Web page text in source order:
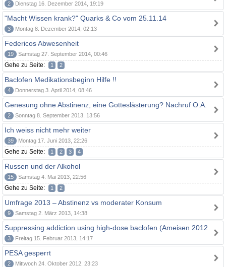
2 Dienstag 16. Dezember 2014, 19:19
"Macht Wissen krank?" Quarks & Co vom 25.11.14
3 Montag 8. Dezember 2014, 02:13
Federicos Abwesenheit
19 Samstag 27. September 2014, 00:46
Gehe zu Seite: 1 2
Baclofen Medikationsbeginn Hilfe !!
4 Donnerstag 3. April 2014, 08:46
Genesung ohne Abstinenz, eine Gotteslästerung? Nachruf O.A.
2 Sonntag 8. September 2013, 13:56
Ich weiss nicht mehr weiter
39 Montag 17. Juni 2013, 22:26
Gehe zu Seite: 1 2 3 4
Russen und der Alkohol
15 Samstag 4. Mai 2013, 22:56
Gehe zu Seite: 1 2
Umfrage 2013 – Abstinenz vs moderater Konsum
9 Samstag 2. März 2013, 14:38
Suppressing addiction using high-dose baclofen (Ameisen 2012
3 Freitag 15. Februar 2013, 14:17
PESA gesperrt
2 Mittwoch 24. Oktober 2012, 23:23